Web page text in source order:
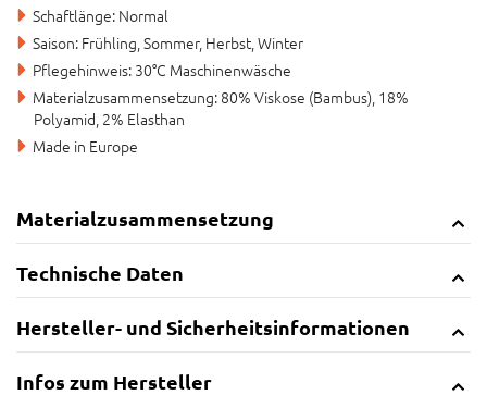
Schaftlänge: Normal
Saison: Frühling, Sommer, Herbst, Winter
Pflegehinweis: 30°C Maschinenwäsche
Materialzusammensetzung: 80% Viskose (Bambus), 18%
Polyamid, 2% Elasthan
Made in Europe
Materialzusammensetzung
Technische Daten
Hersteller- und Sicherheitsinformationen
Infos zum Hersteller